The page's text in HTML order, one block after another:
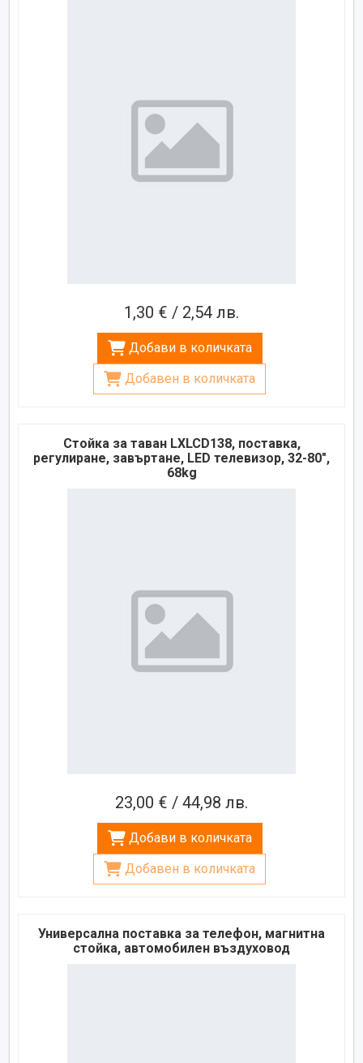
1,30 € / 2,54 лв.
Добави в количката
Добавен в количката
Стойка за таван LXLCD138, поставка,
регулиране, завъртане, LED телевизор, 32-80",
68kg
23,00 € / 44,98 лв.
Добави в количката
Добавен в количката
Универсална поставка за телефон, магнитна
стойка, автомобилен въздуховод